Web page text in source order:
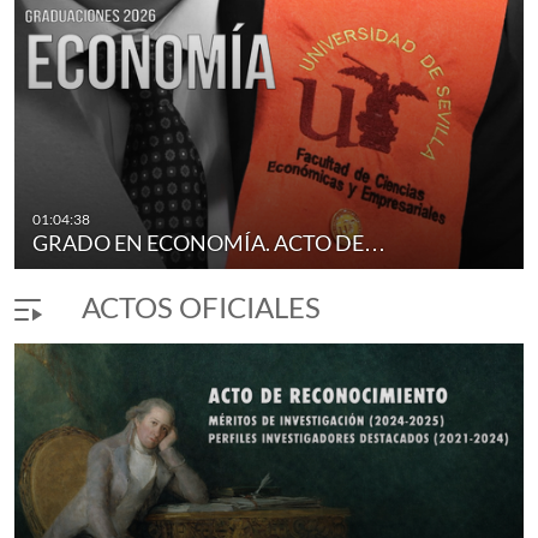
01:04:38
GRADO EN ECONOMÍA. ACTO DE…
DOBLE GRADO EN ADMINISTRACIÓN
duración 1 hora 36 minutos
ACTOS OFICIALES